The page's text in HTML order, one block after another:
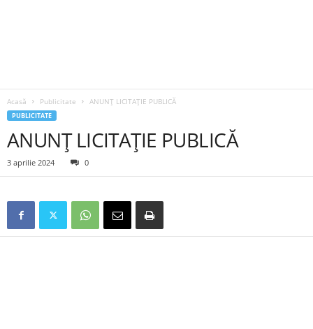
Acasă Publicitate ANUNȚ LICITAȚIE PUBLICĂ
PUBLICITATE
ANUNȚ LICITAȚIE PUBLICĂ
3 aprilie 2024 0